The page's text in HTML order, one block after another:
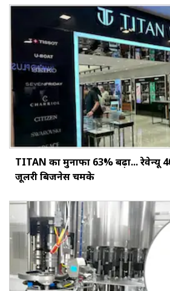
TITAN का मुनाफा 63% बढ़ा... रेवेन्यू
जूलरी बिजनेस चमके